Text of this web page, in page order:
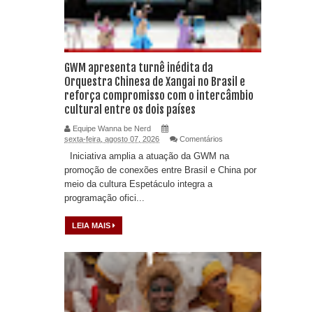
GWM apresenta turnê inédita da
Orquestra Chinesa de Xangai no Brasil e
reforça compromisso com o intercâmbio
cultural entre os dois países
Equipe Wanna be Nerd
sexta-feira, agosto 07, 2026
Comentários
Iniciativa amplia a atuação da GWM na
promoção de conexões entre Brasil e China por
meio da cultura Espetáculo integra a
programação ofici...
LEIA MAIS